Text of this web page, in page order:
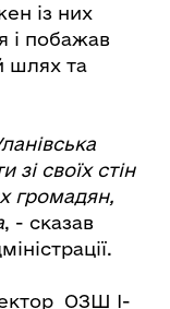
із них
і побажав
шлях та
зі своїх стін
громадян,
, - сказав
ОЗШ І-